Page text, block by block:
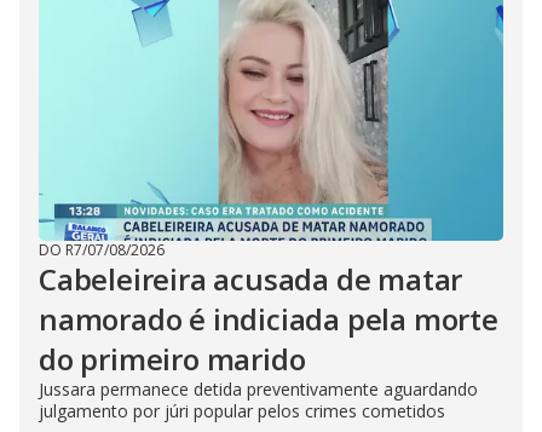
DO R7/07/08/2026
Cabeleireira acusada de matar
namorado é indiciada pela morte
do primeiro marido
Jussara permanece detida preventivamente aguardando
julgamento por júri popular pelos crimes cometidos